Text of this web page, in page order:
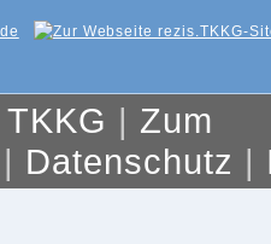
| Zum
| Datenschutz |